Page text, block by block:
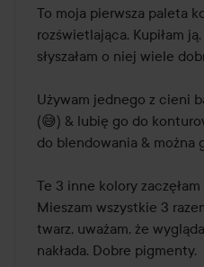
z
5
To moja pierwsza paleta
rozświetlająca. Kupiłam
słyszałam o niej wiele
Używam jednego z cieni
(😅) & lubię go do
do blendowania & można
Te 3 inne kolory
Mieszam wszystkie 3
twarz, uważam, że
nakłada. Dobre pigmenty.